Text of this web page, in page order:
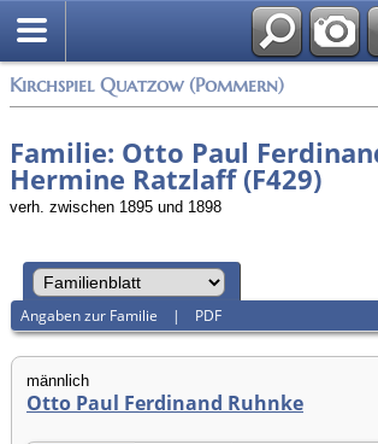
Kirchspiel Quatzow (Pommern)
Familie: Otto Paul
Hermine Ratzlaff (F429)
verh. zwischen 1895 und 1898
Angaben zur Familie | PDF
männlich
Otto Paul Ferdinand Ruhnke